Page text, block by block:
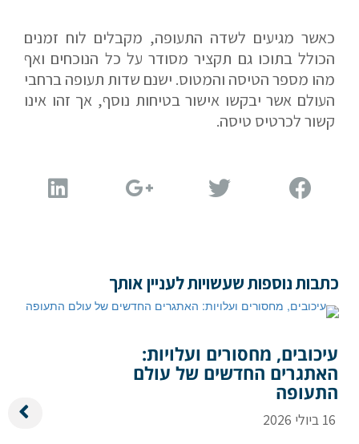
כאשר מגיעים לשדה התעופה, מקבלים לוח זמנים
הכולל בתוכו גם תקציר מסודר על כל הנוכחים ואף
מהו מספר הטיסה והמטוס. ישנם שדות תעופה ברחבי
העולם אשר יבקשו אישור בטיחות נוסף, אך זהו אינו
קשור לכרטיס טיסה.
כתבות נוספות שעשויות לעניין אותך
עיכובים, מחסורים ועלויות:
האתגרים החדשים של עולם
התעופה
16 ביולי 2026